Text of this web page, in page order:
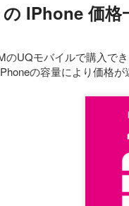
IPhone 価格
のUQモバイルで購入で
の容量により価格